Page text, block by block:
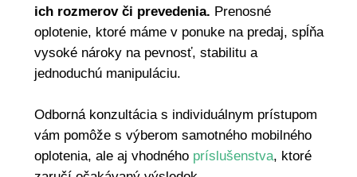
ich rozmerov či prevedenia. Prenosné
oplotenie, ktoré máme v ponuke na predaj, spĺňa
vysoké nároky na pevnosť, stabilitu a
jednoduchú manipuláciu.
Odborná konzultácia s individuálnym prístupom
vám pomôže s výberom samotného mobilného
oplotenia, ale aj vhodného príslušenstva, ktoré